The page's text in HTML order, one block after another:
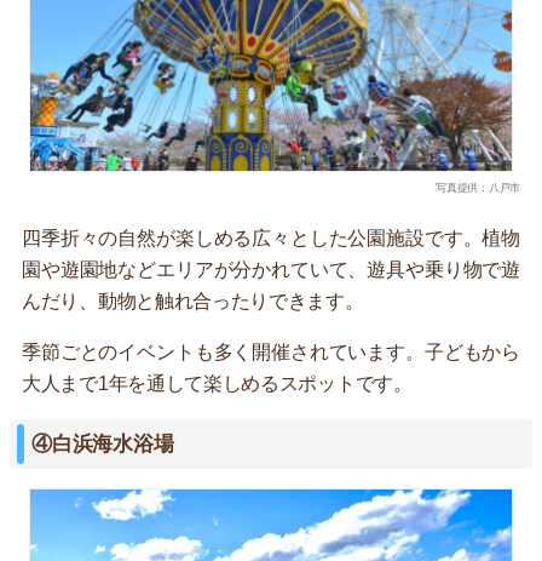
写真提供：八戸市
四季折々の自然が楽しめる広々とした公園施設です。植物
園や遊園地などエリアが分かれていて、遊具や乗り物で遊
んだり、動物と触れ合ったりできます。
季節ごとのイベントも多く開催されています。子どもから
大人まで1年を通して楽しめるスポットです。
④白浜海水浴場